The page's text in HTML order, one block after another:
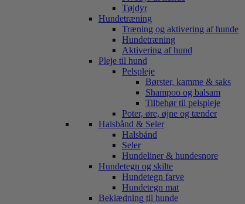
Tøjdyr
Hundetræning
Træning og aktivering af hunde
Hundetræning
Aktivering af hund
Pleje til hund
Pelspleje
Børster, kamme & saks
Shampoo og balsam
Tilbehør til pelspleje
Poter, øre, øjne og tænder
Halsbånd & Seler
Halsbånd
Seler
Hundeliner & hundesnore
Hundetegn og skilte
Hundetegn farve
Hundetegn mat
Beklædning til hunde